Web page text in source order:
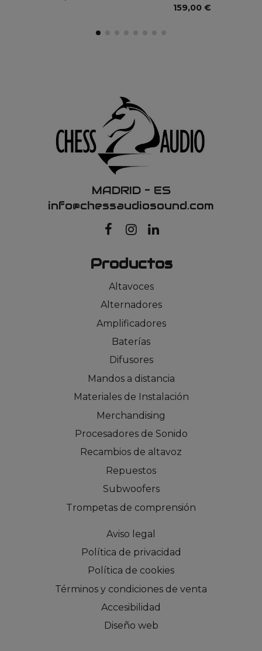
159,00 €
MADRID – ES
info@chessaudiosound.com
Productos
Altavoces
Alternadores
Amplificadores
Baterías
Difusores
Mandos a distancia
Materiales de Instalación
Merchandising
Procesadores de Sonido
Recambios de altavoz
Repuestos
Subwoofers
Trompetas de comprensión
Aviso legal
Política de privacidad
Política de cookies
Términos y condiciones de venta
Accesibilidad
Diseño web